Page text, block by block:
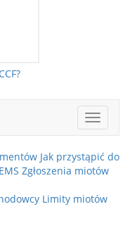
Jak przystąpić do
Zgłoszenia miotów
Limity miotów